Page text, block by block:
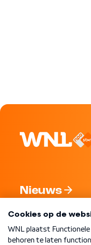
Nieuws
Nieuwsbrief